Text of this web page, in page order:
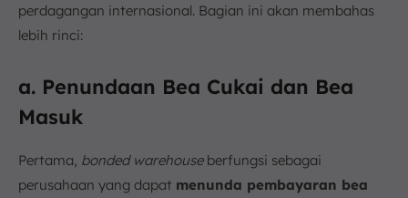
perdagangan internasional. Bagian ini akan membahas
lebih rinci:
a. Penundaan Bea Cukai dan Bea
Masuk
Pertama, bonded warehouse berfungsi sebagai
perusahaan yang dapat menunda pembayaran bea